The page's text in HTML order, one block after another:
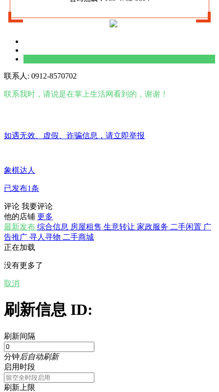
联系人: 0912-8570702
联系我时，请说是在掌上生活网看到的，谢谢！
如遇无效、虚假、诈骗信息，请立即举报
象棋达人
已发布1条
评论 我要评论
他的店铺 更多
最新发布 综合信息 房屋租售 生意转让 家政服务 二手闲置 广
告推广 寻人寻物 二手商城
正在加载
没有更多了
取消
刷新信息 ID:
刷新间隔
分钟后自动刷新
启用时段
刷新上限